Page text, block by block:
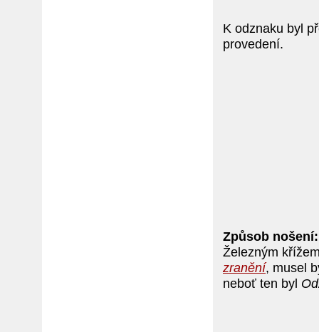
K odznaku byl
provedení.
Způsob nošení:
Železným
zranění, musel
neboť ten byl